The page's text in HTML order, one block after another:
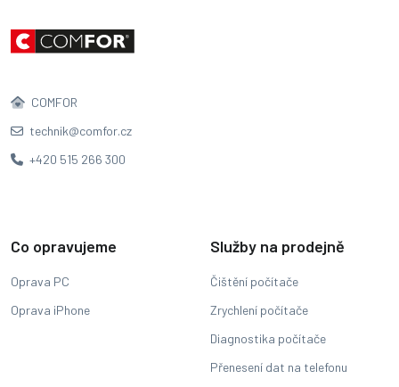
COMFOR
technik@comfor.cz
+420 515 266 300
Co opravujeme
Oprava PC
Oprava iPhone
Služby na prodejně
Čištění počítače
Zrychlení počítače
Diagnostika počítače
Přenesení dat na telefonu